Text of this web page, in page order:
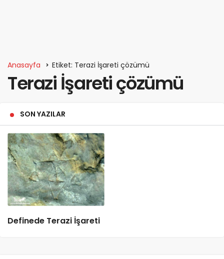
Anasayfa Etiket: Terazi İşareti çözümü
Terazi İşareti çözümü
SON YAZILAR
Definede Terazi İşareti